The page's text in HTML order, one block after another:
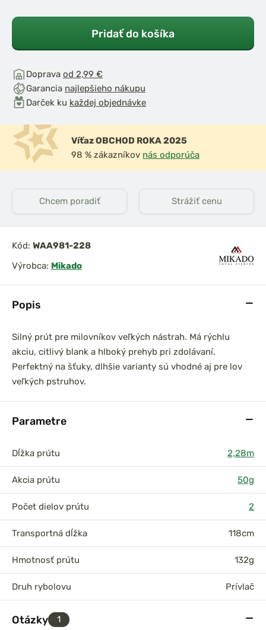
Popis
Silný prút pre milovníkov veľkých nástrah. Má rýchlu
akciu, citlivý blank a hlboký prehyb pri zdolávaní.
Perfektný na šťuky, dlhšie varianty sú vhodné aj pre lov
veľkých pstruhov.
Parametre
Dĺžka prútu 2,28m
Akcia prútu 50g
Počet dielov prútu 2
Transportná dĺžka 118cm
Hmotnosť prútu 132g
Druh rybolovu Prívlač
Otázky 1
Pridať do košíka
Doprava od 2,99 €
Garancia najlepšieho nákupu
Darček ku každej objednávke
Víťaz OBCHOD ROKA 2025
98 % zákazníkov nás odporúča
Chcem poradiť Strážiť cenu
Kód: WAA981-228
Výrobca: Mikado